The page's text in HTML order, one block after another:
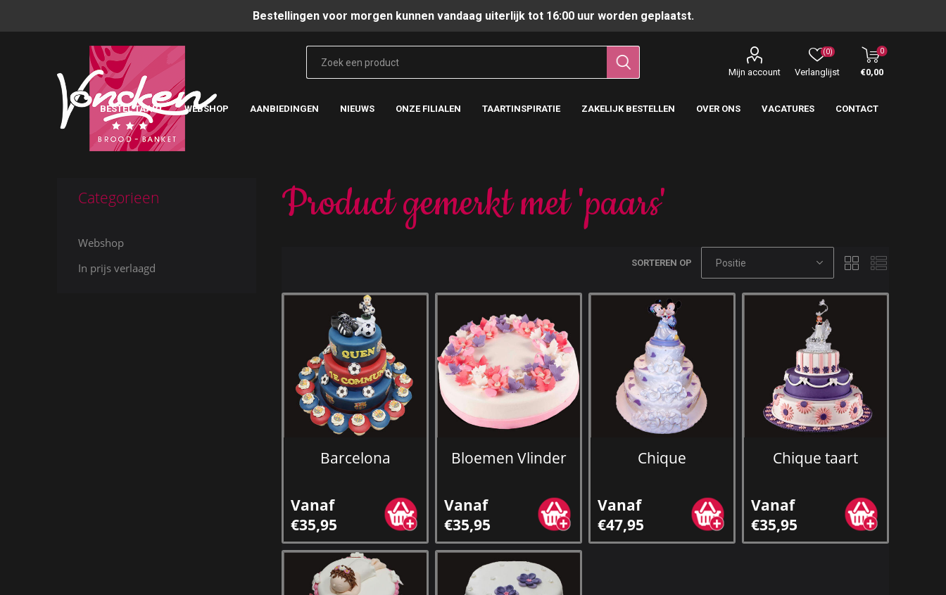
Bestellingen voor morgen kunnen vandaag uiterlijk tot 16:00 uur worden geplaatst.
Mijn account Verlanglijst
(0) 0
€0,00
BESTEL TAART WEBSHOP AANBIEDINGEN NIEUWS ONZE FILIALEN TAARTINSPIRATIE ZAKELIJK BESTELLEN OVER ONS VACATURES CONTACT
Product gemerkt met 'paars'
SORTEREN OP
Barcelona
Vanaf
€35,95
Bloemen Vlinder
Vanaf
€35,95
Chique
Vanaf
€47,95
Chique taart
Vanaf
€35,95
Categorieen
Webshop
In prijs verlaagd